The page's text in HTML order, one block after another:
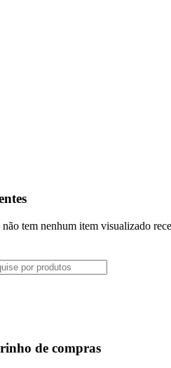
não tem nenhum item visualizado
de compras